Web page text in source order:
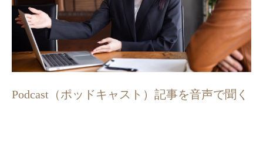
Podcast（ポッドキャスト）記事を音声で聞く